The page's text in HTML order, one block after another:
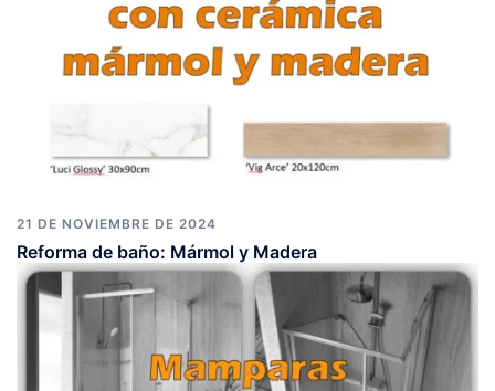
21 DE NOVIEMBRE DE 2024
Reforma de baño: Mármol y Madera